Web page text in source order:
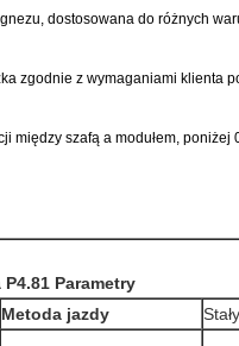
dostosowana do różnych
zgodnie z wymaganiami klienta
między szafą a modułem,
P4.81 Parametry
Metoda jazdy